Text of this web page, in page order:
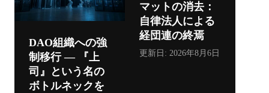
DAO組織への強
制移行 ― 『上
司』という名の
ボトルネックを
マットの消去：
自律法人による
経団連の終焉
更新日: 2026年8月6日